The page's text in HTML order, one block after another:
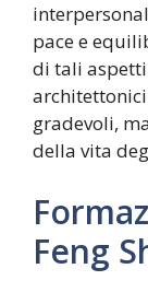
pace e
di tali
architettonici
gradevoli,
della vita
Feng